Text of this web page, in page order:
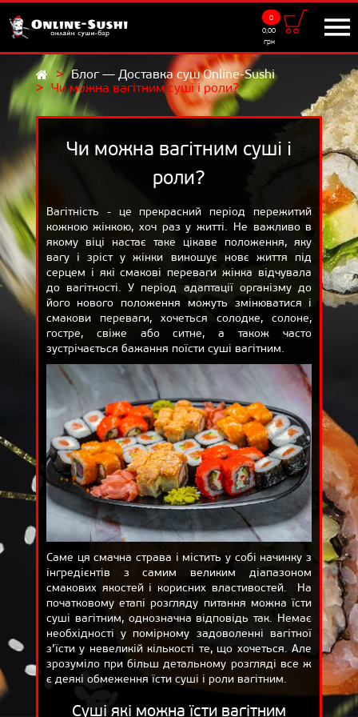
0
0,00
грн
Блог — Доставка суш Online-Sushi
Чи можна вагітним суші і роли?
Чи можна вагітним суші і
роли?
Вагітність - це прекрасний період пережитий
кожною жінкою, хоч раз у житті. Не важливо в
якому віці настає таке цікаве положення, яку
вагу і зріст у жінки виношує новє життя під
серцем і які смакові переваги жінка відчувала
до вагітності. У період адаптації організму до
його нового положення можуть змінюватися і
смакови переваги, хочеться солодке, солоне,
гостре, свіже або ситне, а також часто
зустрічається бажання поїсти суші вагітним.
Саме ця смачна страва і містить у собі начинку з
інгредієнтів з самим великим діапазоном
смакових якостей і корисних властивостей. На
початковому етапі розгляду питання можна їсти
суші вагітним, однозначна відповідь так. Немає
необхідності у помірному задоволенні вагітної
з’їсти у невеликій кількості те, що хочеться. Але
зрозуміло при більш детальному розгляді все ж
є деякі обмеження їсти суші і роли вагітним.
Суші які можна їсти вагітним
Доставка
9:00 - 22:00
UKR
МЕНЮ
Суші-сети
Салати
Додатки
Напої
САМОВИВІЗ
АКЦІЇ
ВІДГУКИ
ДОСТАВКА
КОШИК
ПРО НАС
БЛОГ